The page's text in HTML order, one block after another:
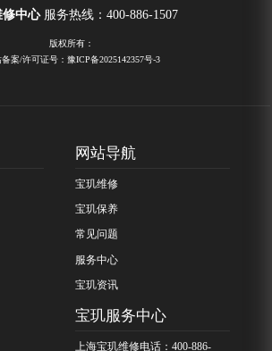
中心 服务热线： 400-886-1507
版权所有：
备案/许可证号：豫ICP备2025142357号-3
网站导航
宝玑维修
宝玑保养
常见问题
服务中心
宝玑资讯
宝玑服务中心
上海宝玑维修电话：400-886-